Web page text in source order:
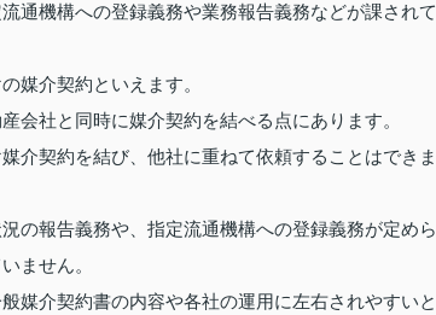
通機構への登録義務や業務報告義務などが課されて
媒介契約といえます。
会社と同時に媒介契約を結べる点にあります。
介契約を結び、他社に重ねて依頼することはできま
の報告義務や、指定流通機構への登録義務が定めら
ません。
媒介契約書の内容や各社の運用に左右されやすいと